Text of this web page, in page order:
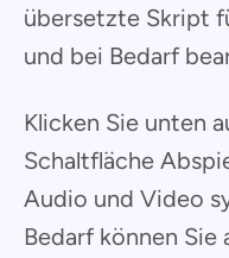
übersetzte Skript
und bei Bedarf
Klicken Sie unten
Schaltfläche
Audio und Video
Bedarf können Sie